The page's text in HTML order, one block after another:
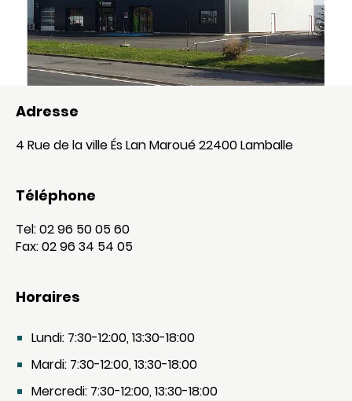
Adresse
4 Rue de la ville És Lan Maroué 22400 Lamballe
Téléphone
Tel: 02 96 50 05 60
Fax: 02 96 34 54 05
Horaires
Lundi: 7:30-12:00, 13:30-18:00
Mardi: 7:30-12:00, 13:30-18:00
Mercredi: 7:30-12:00, 13:30-18:00